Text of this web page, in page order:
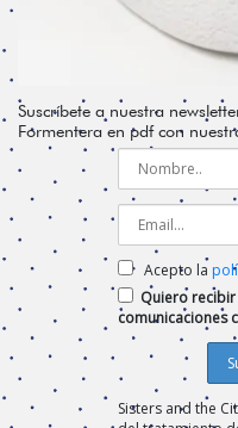
Suscríbete a nuestra
Formentera en pdf con
Acepto la
Quiero
comunicaciones
Sisters and the